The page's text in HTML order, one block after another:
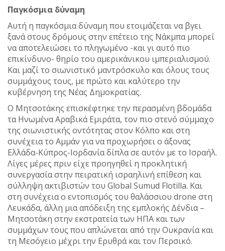
Παγκόσμια δύναμη
Αυτή η παγκόσμια δύναμη που ετοιμάζεται να βγει
ξανά στους δρόμους στην επέτειο της Νάκμπα μπορεί
να αποτελειώσει το πληγωμένο -και γι αυτό πιο
επικίνδυνο- θηρίο του αμερικάνικου ιμπεριαλισμού.
Και μαζί το σιωνιστικό μαντρόσκυλο και όλους τους
συμμάχους τους, με πρώτο και καλύτερο την
κυβέρνηση της Νέας Δημοκρατίας.
Ο Μητσοτάκης επισκέφτηκε την περασμένη βδομάδα
τα Ηνωμένα Αραβικά Εμιράτα, τον πιο στενό σύμμαχο
της σιωνιστικής οντότητας στον Κόλπο και στη
συνέχεια το Αμμάν για να προχωρήσει ο άξονας
Ελλάδα-Κύπρος-Ιορδανία δίπλα σε αυτόν με το Ισραήλ.
Λίγες μέρες πριν είχε προηγηθεί η προκλητική
συνεργασία στην πειρατική ισραηλινή επίθεση και
σύλληψη ακτιβιστών του Global Sumud Flotilla. Και
στη συνέχεια ο εντοπισμός του θαλάσσιου drone στη
Λευκάδα, άλλη μια απόδειξη της εμπλοκής Δένδια –
Μητσοτάκη στην εκστρατεία των ΗΠΑ και των
συμμάχων τους που απλώνεται από την Ουκρανία και
τη Μεσόγειο μέχρι την Ερυθρά και τον Περσικό.